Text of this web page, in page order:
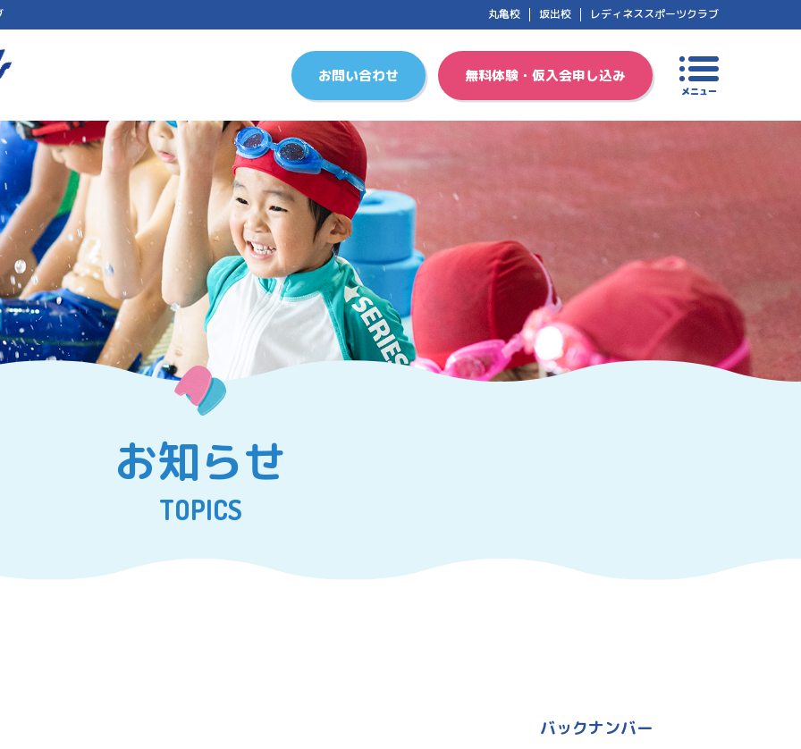
丸亀校 坂出校 レディネススポーツクラブ
お問い合わせ 無料体験・仮入会申し込み
メニュー
お知らせ
TOPICS
バックナンバー